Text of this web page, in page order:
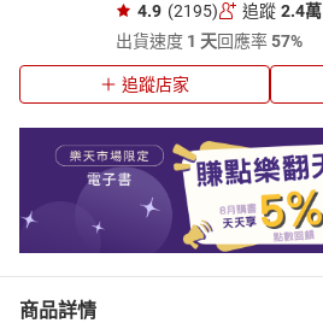
4.9 (2195) 追蹤 2.4萬
出貨速度 1 天回應率57%
追蹤店家
商品詳情